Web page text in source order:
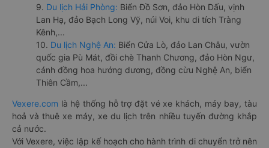
9. Du lịch Hải Phòng: Biển Đồ Sơn, đảo Hòn Dấu, vịnh
Lan Hạ, đảo Bạch Long Vỹ, núi Voi, khu di tích Tràng
Kênh,...
10. Du lịch Nghệ An: Biển Cửa Lò, đảo Lan Châu, vườn
quốc gia Pù Mát, đồi chè Thanh Chương, đảo Hòn Ngư,
cánh đồng hoa hướng dương, đồng cừu Nghệ An, biển
Thiên Cầm,...
Vexere.com là hệ thống hỗ trợ đặt vé xe khách, máy bay, tàu
hoả và thuê xe máy, xe du lịch trên nhiều tuyến đường khắp
cả nước.
Với Vexere, việc lập kế hoạch cho hành trình di chuyển trở nên